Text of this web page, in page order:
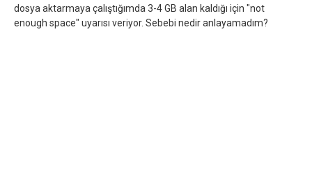
dosya aktarmaya çalıştığımda 3-4 GB alan kaldığı için "not
enough space" uyarısı veriyor. Sebebi nedir anlayamadım?